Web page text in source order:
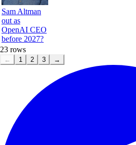
Sam Altman
out as
OpenAI CEO
before 2027?
23 rows
← 1 2 3 →